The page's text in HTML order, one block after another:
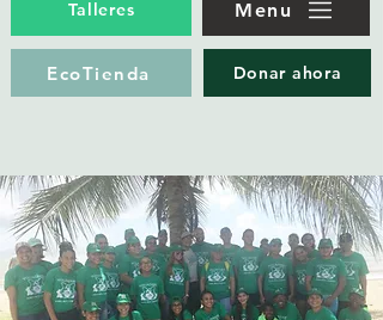
Talleres Menu
EcoTienda Donar ahora